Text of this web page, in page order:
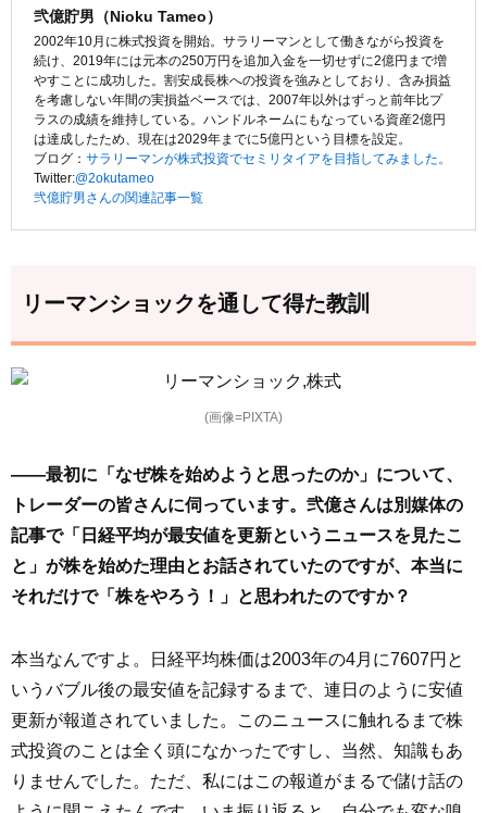
弐億貯男（Nioku Tameo）
2002年10月に株式投資を開始。サラリーマンとして働きながら投資を
続け、2019年には元本の250万円を追加入金を一切せずに2億円まで増
やすことに成功した。割安成長株への投資を強みとしており、含み損益
を考慮しない年間の実損益ベースでは、2007年以外はずっと前年比プ
ラスの成績を維持している。ハンドルネームにもなっている資産2億円
は達成したため、現在は2029年までに5億円という目標を設定。
ブログ： サラリーマンが株式投資でセミリタイアを目指してみました。
Twitter:@2okutameo
弐億貯男さんの関連記事一覧
リーマンショックを通して得た教訓
(画像=PIXTA)
――最初に「なぜ株を始めようと思ったのか」について、
トレーダーの皆さんに伺っています。弐億さんは別媒体の
記事で「日経平均が最安値を更新というニュースを見たこ
と」が株を始めた理由とお話されていたのですが、本当に
それだけで「株をやろう！」と思われたのですか？
本当なんですよ。日経平均株価は2003年の4月に7607円と
いうバブル後の最安値を記録するまで、連日のように安値
更新が報道されていました。このニュースに触れるまで株
式投資のことは全く頭になかったですし、当然、知識もあ
りませんでした。ただ、私にはこの報道がまるで儲け話の